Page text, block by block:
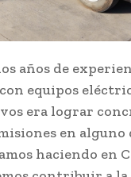
años de
equipos
era lograr
en alguno
haciendo en